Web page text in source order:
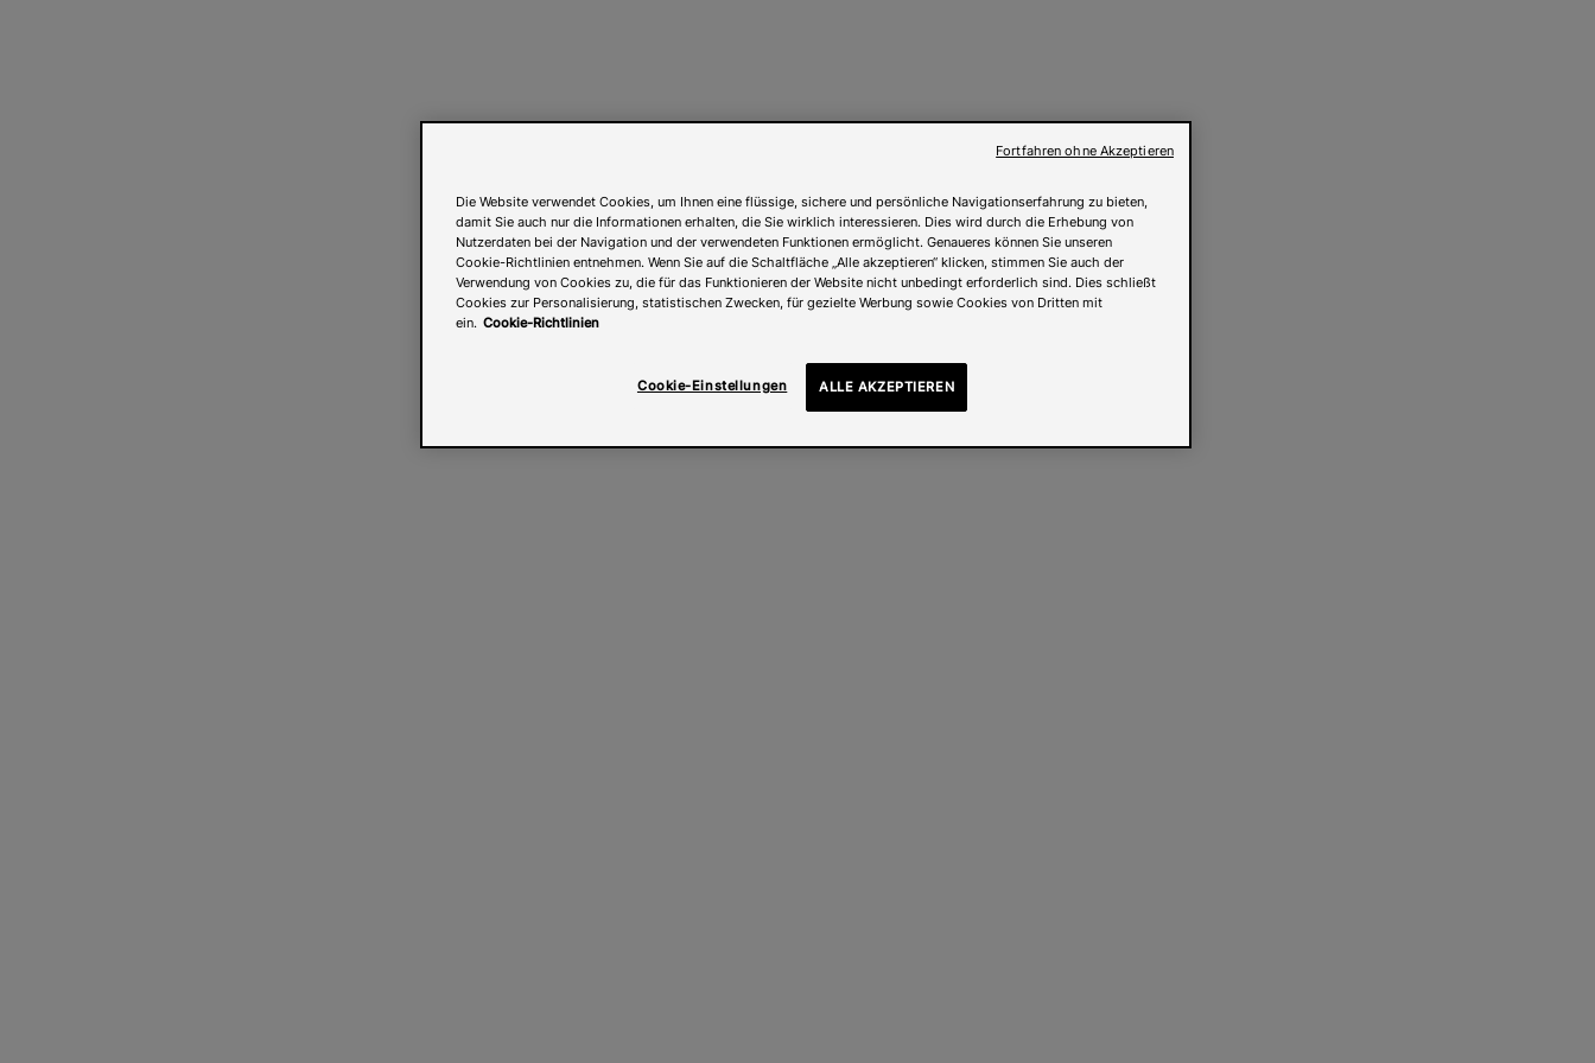
Die Website verwendet Cookies, um Ihnen eine flüssige, sichere und persönliche Navigationserfahrung zu bieten,
damit Sie auch nur die Informationen erhalten, die Sie wirklich interessieren. Dies wird durch die Erhebung von
Nutzerdaten bei der Navigation und der verwendeten Funktionen ermöglicht. Genaueres können Sie unseren
Cookie-Richtlinien entnehmen. Wenn Sie auf die Schaltfläche „Alle akzeptieren“ klicken, stimmen Sie auch der
Verwendung von Cookies zu, die für das Funktionieren der Website nicht unbedingt erforderlich sind. Dies schließt
Cookies zur Personalisierung, statistischen Zwecken, für gezielte Werbung sowie Cookies von Dritten mit
ein. Cookie-Richtlinien
Cookie-Einstellungen ALLE AKZEPTIEREN
Fortfahren ohne Akzeptieren